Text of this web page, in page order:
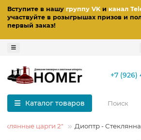
Вступите в нашу группу VKи канал
участвуйте в розыгрышах призов и
первый заказ!
+7 (926)
Каталог товаров
царги 2" Диоптр -